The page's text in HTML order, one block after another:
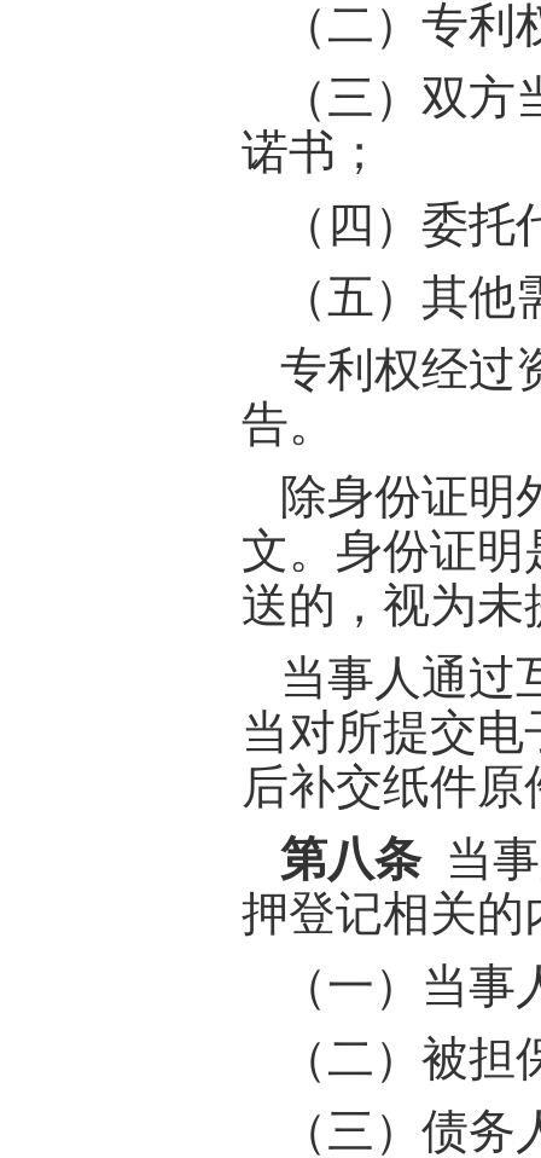
（二）专
（三）双
诺书；
（四）委
（五）其
专利权经过
告。
除身份证明
文。身份证
送的，视为未
当事人通过
当对所提交
后补交纸件原
第八条当事
押登记相关的
（一）当
（二）被
（三）债